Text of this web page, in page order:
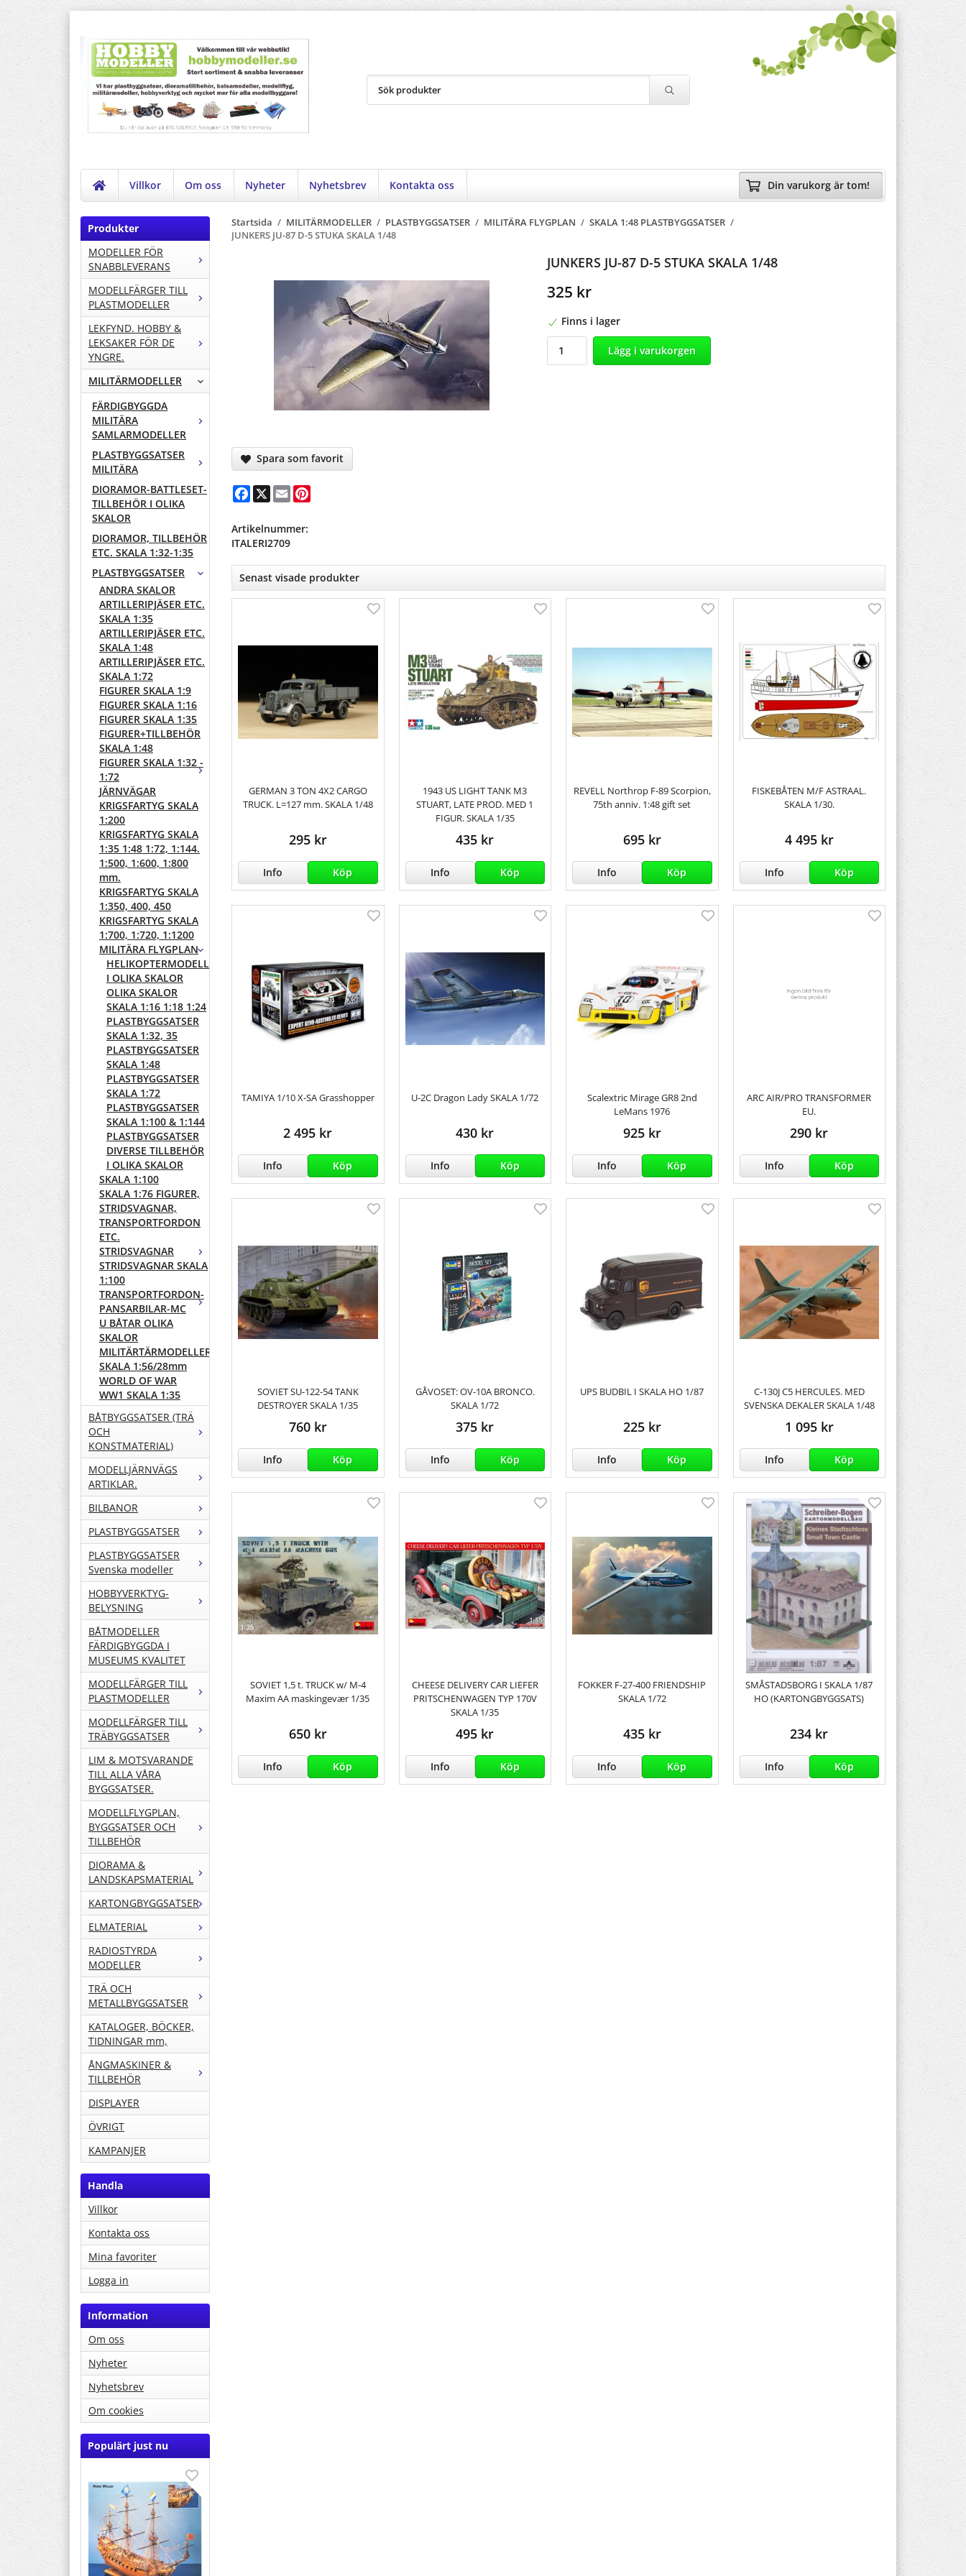
Villkor Om oss Nyheter Nyhetsbrev Kontakta oss Din varukorg är tom!
Produkter
MODELLER FÖR
SNABBLEVERANS
MODELLFÄRGER TILL
PLASTMODELLER
LEKFYND. HOBBY &
LEKSAKER FÖR DE
YNGRE.
MILITÄRMODELLER
FÄRDIGBYGGDA
MILITÄRA
SAMLARMODELLER
PLASTBYGGSATSER
MILITÄRA
DIORAMOR-BATTLESET-
TILLBEHÖR I OLIKA
SKALOR
DIORAMOR, TILLBEHÖR
ETC. SKALA 1:32-1:35
PLASTBYGGSATSER
ANDRA SKALOR
ARTILLERIPJÄSER ETC.
SKALA 1:35
ARTILLERIPJÄSER ETC.
SKALA 1:48
ARTILLERIPJÄSER ETC.
SKALA 1:72
FIGURER SKALA 1:9
FIGURER SKALA 1:16
FIGURER SKALA 1:35
FIGURER+TILLBEHÖR
SKALA 1:48
FIGURER SKALA 1:32 -
1:72
JÄRNVÄGAR
KRIGSFARTYG SKALA
1:200
KRIGSFARTYG SKALA
1:35 1:48 1:72, 1:144.
1:500, 1:600, 1:800
mm.
KRIGSFARTYG SKALA
1:350, 400, 450
KRIGSFARTYG SKALA
1:700, 1:720, 1:1200
MILITÄRA FLYGPLAN
HELIKOPTERMODELLER
I OLIKA SKALOR
OLIKA SKALOR
SKALA 1:16 1:18 1:24
PLASTBYGGSATSER
SKALA 1:32, 35
PLASTBYGGSATSER
SKALA 1:48
PLASTBYGGSATSER
SKALA 1:72
PLASTBYGGSATSER
SKALA 1:100 & 1:144
PLASTBYGGSATSER
DIVERSE TILLBEHÖR
I OLIKA SKALOR
SKALA 1:100
SKALA 1:76 FIGURER,
STRIDSVAGNAR,
TRANSPORTFORDON
ETC.
STRIDSVAGNAR
STRIDSVAGNAR SKALA
1:100
TRANSPORTFORDON-
PANSARBILAR-MC
U BÅTAR OLIKA
SKALOR
MILITÄRTÄRMODELLER
SKALA 1:56/28mm
WORLD OF WAR
WW1 SKALA 1:35
BÅTBYGGSATSER (TRÄ
OCH
KONSTMATERIAL)
MODELLJÄRNVÄGS
ARTIKLAR.
BILBANOR
PLASTBYGGSATSER
PLASTBYGGSATSER
Svenska modeller
HOBBYVERKTYG-
BELYSNING
BÅTMODELLER
FÄRDIGBYGGDA I
MUSEUMS KVALITET
MODELLFÄRGER TILL
PLASTMODELLER
MODELLFÄRGER TILL
TRÄBYGGSATSER
LIM & MOTSVARANDE
TILL ALLA VÅRA
BYGGSATSER.
MODELLFLYGPLAN,
BYGGSATSER OCH
TILLBEHÖR
DIORAMA &
LANDSKAPSMATERIAL
KARTONGBYGGSATSER
ELMATERIAL
RADIOSTYRDA
MODELLER
TRÄ OCH
METALLBYGGSATSER
KATALOGER, BÖCKER,
TIDNINGAR mm,
ÅNGMASKINER &
TILLBEHÖR
DISPLAYER
ÖVRIGT
KAMPANJER
Handla
Villkor
Kontakta oss
Mina favoriter
Logga in
Information
Om oss
Nyheter
Nyhetsbrev
Om cookies
Populärt just nu
Startsida / MILITÄRMODELLER / PLASTBYGGSATSER / MILITÄRA FLYGPLAN / SKALA 1:48 PLASTBYGGSATSER /
JUNKERS JU-87 D-5 STUKA SKALA 1/48
JUNKERS JU-87 D-5 STUKA SKALA 1/48
325 kr
Finns i lager
Lägg i varukorgen
Spara som favorit
Facebook
X Email
Artikelnummer:
ITALERI2709
Senast visade produkter
GERMAN 3 TON 4X2 CARGO
TRUCK. L=127 mm. SKALA 1/48
295 kr
Info Köp
1943 US LIGHT TANK M3
STUART, LATE PROD. MED 1
FIGUR. SKALA 1/35
435 kr
Info Köp
REVELL Northrop F-89 Scorpion,
75th anniv. 1:48 gift set
695 kr
Info Köp
FISKEBÅTEN M/F ASTRAAL.
SKALA 1/30.
4 495 kr
Info Köp
TAMIYA 1/10 X-SA Grasshopper
2 495 kr
Info Köp
U-2C Dragon Lady SKALA 1/72
430 kr
Info Köp
Scalextric Mirage GR8 2nd
LeMans 1976
925 kr
Info Köp
ARC AIR/PRO TRANSFORMER
EU.
290 kr
Info Köp
SOVIET SU-122-54 TANK
DESTROYER SKALA 1/35
760 kr
Info Köp
GÅVOSET: OV-10A BRONCO.
SKALA 1/72
375 kr
Info Köp
UPS BUDBIL I SKALA HO 1/87
225 kr
Info Köp
C-130J C5 HERCULES. MED
SVENSKA DEKALER SKALA 1/48
1 095 kr
Info Köp
SOVIET 1,5 t. TRUCK w/ M-4
Maxim AA maskingevær 1/35
650 kr
Info Köp
CHEESE DELIVERY CAR LIEFER
PRITSCHENWAGEN TYP 170V
SKALA 1/35
495 kr
Info Köp
FOKKER F-27-400 FRIENDSHIP
SKALA 1/72
435 kr
Info Köp
SMÅSTADSBORG I SKALA 1/87
HO (KARTONGBYGGSATS)
234 kr
Info Köp